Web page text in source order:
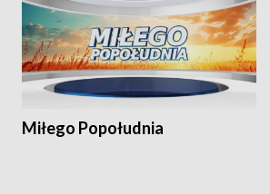
Miłego Popołudnia